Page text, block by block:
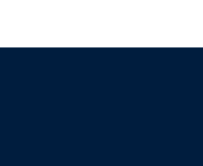
GALERIA DE AUTORES